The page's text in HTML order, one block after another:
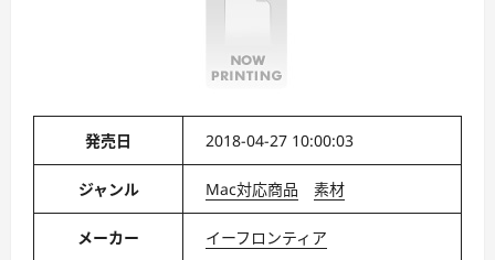
発売日 2018-04-27 10:00:03
ジャンル Mac対応商品 素材
メーカー イーフロンティア